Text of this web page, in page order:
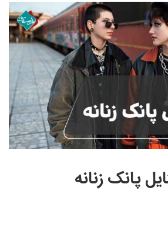
لباس
داخلی
پانک زنانه